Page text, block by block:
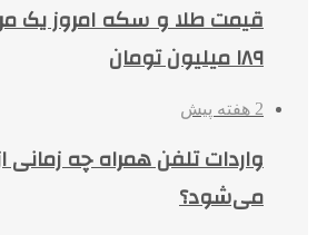
قیمت طلا و سکه امروز یک
۱۸۹ میلیون تومان
2 هفته پیش
واردات تلفن همراه چه زمانی
می‌شود؟